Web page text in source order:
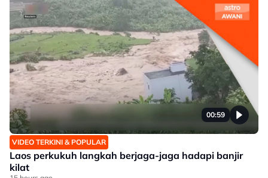
00:59
VIDEO TERKINI & POPULAR
Laos perkukuh langkah berjaga-jaga hadapi banjir
kilat